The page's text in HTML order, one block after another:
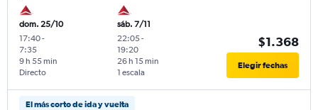
dom. 25/10
17:40-
7:35
Directo
9 h 55 min
sáb. 7/11
22:05-
19:20
1 escala
26 h 15 min
$1.368
Elegir fechas
El más corto de ida y vuelta